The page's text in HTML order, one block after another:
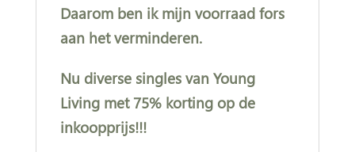
Daarom ben ik mijn voorraad fors
aan het verminderen.
Nu diverse singles van Young
Living met 75% korting op de
inkoopprijs!!!